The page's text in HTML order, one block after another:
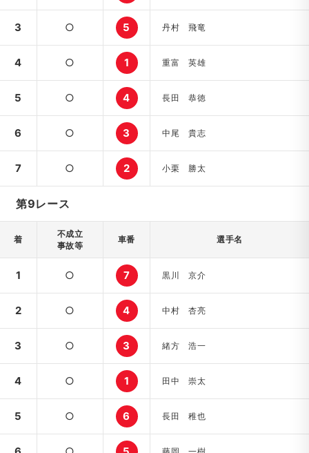
3 ○ 5 丹村 飛竜
4 ○ 1 重富 英雄
5 ○ 4 長田 恭徳
6 ○ 3 中尾 貴志
7 ○ 2 小栗 勝太
第9レース
着
不成立
事故等
車番 選手名
1 ○ 7 黒川 京介
2 ○ 4 中村 杏亮
3 ○ 3 緒方 浩一
4 ○ 1 田中 崇太
5 ○ 6 長田 稚也